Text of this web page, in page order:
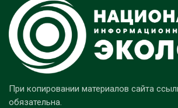
При копировании материалов сайта
обязательна.